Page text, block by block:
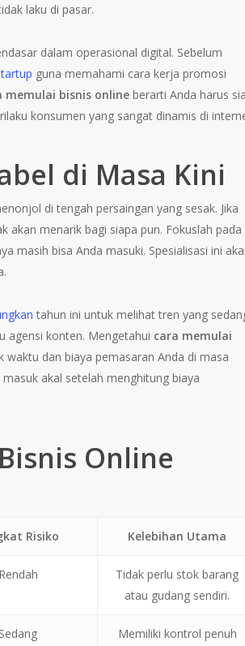
laku di pasar.
dalam operasional digital. Sebelum
guna memahami cara kerja promosi
memulai bisnis online berarti Anda harus
konsumen yang sangat dinamis di
di Masa Kini
di tengah persaingan yang sesak. Jika
akan menarik bagi siapa pun. Fokuslah pada
masih bisa Anda masuki. Spesialisasi ini
tahun ini untuk melihat tren yang
agensi konten. Mengetahui cara memulai
dan biaya pemasaran Anda di masa
akal setelah menghitung biaya
Online
Risiko Kelebihan Utama
Rendah
Tidak perlu stok barang
atau gudang sendiri.
Sedang
Memiliki kontrol penuh